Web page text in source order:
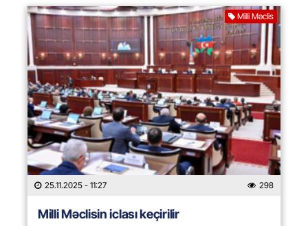
Milli Məclis
25.11.2025 - 11:27 298
Milli Məclisin iclası keçirilir